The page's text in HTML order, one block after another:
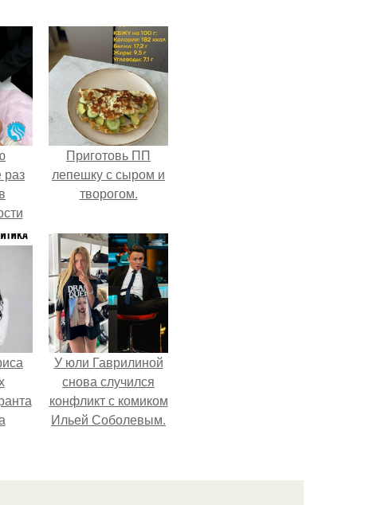
раз
-
Приготовь ПП
лепешку с сыром и
творогом.
У юли Гаврилиной
снова случился
конфликт с комиком
Ильей Соболевым.